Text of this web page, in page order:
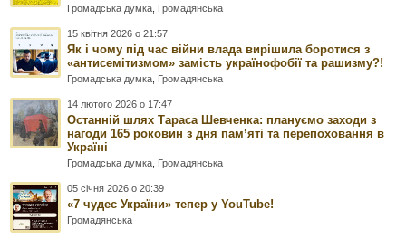
Громадська думка Громадянська
15 квітня 2026 о 21:57
Як і чому під час війни влада вирішила боротися з
«антисемітизмом» замість українофобії та рашизму?!
Громадська думка Громадянська
14 лютого 2026 о 17:47
Останній шлях Тараса Шевченка: плануємо заходи з
нагоди 165 роковин з дня памʼяті та перепоховання в
Україні
Громадська думка Громадянська
05 січня 2026 о 20:39
«7 чудес України» тепер у YouTube!
Громадянська